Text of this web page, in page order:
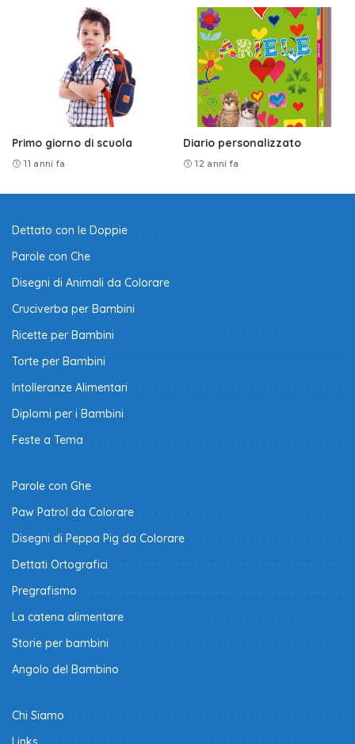
Primo giorno di scuola
11 anni fa
Diario personalizzato
12 anni fa
Dettato con le Doppie
Parole con Che
Disegni di Animali da Colorare
Cruciverba per Bambini
Ricette per Bambini
Torte per Bambini
Intolleranze Alimentari
Diplomi per i Bambini
Feste a Tema
Parole con Ghe
Paw Patrol da Colorare
Disegni di Peppa Pig da Colorare
Dettati Ortografici
Pregrafismo
La catena alimentare
Storie per bambini
Angolo del Bambino
Chi Siamo